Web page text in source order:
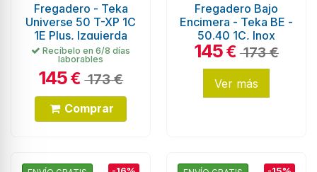
Fregadero - Teka
Universe 50 T-XP 1C
1E Plus, Izquierda
Recíbelo en 6/8 días
laborables
145€ 173 €
Comprar
Fregadero Bajo
Encimera - Teka BE -
50.40 1C, Inox
145€ 173 €
Ver más